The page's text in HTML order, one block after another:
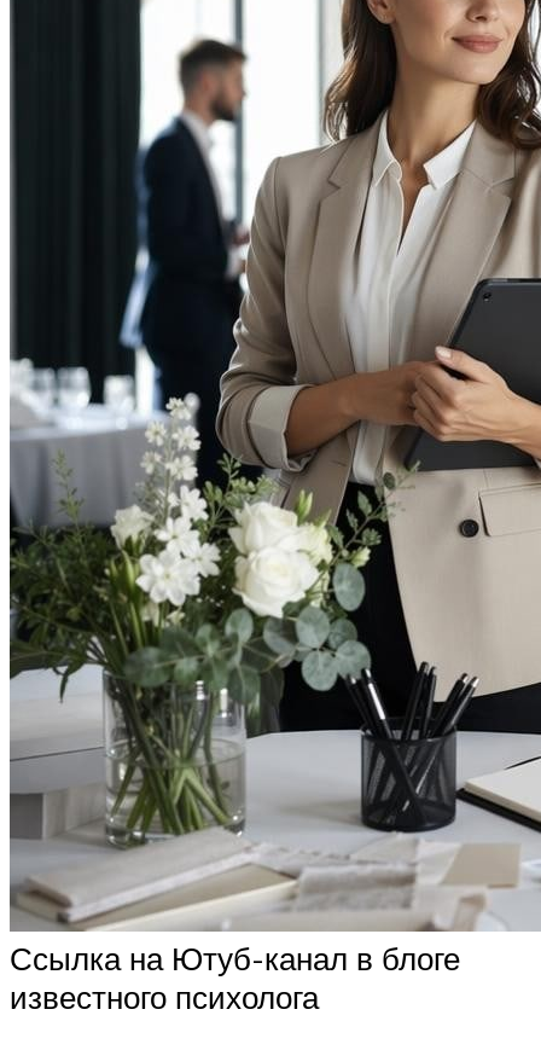
Ссылка на Ютуб-канал в блоге
известного психолога